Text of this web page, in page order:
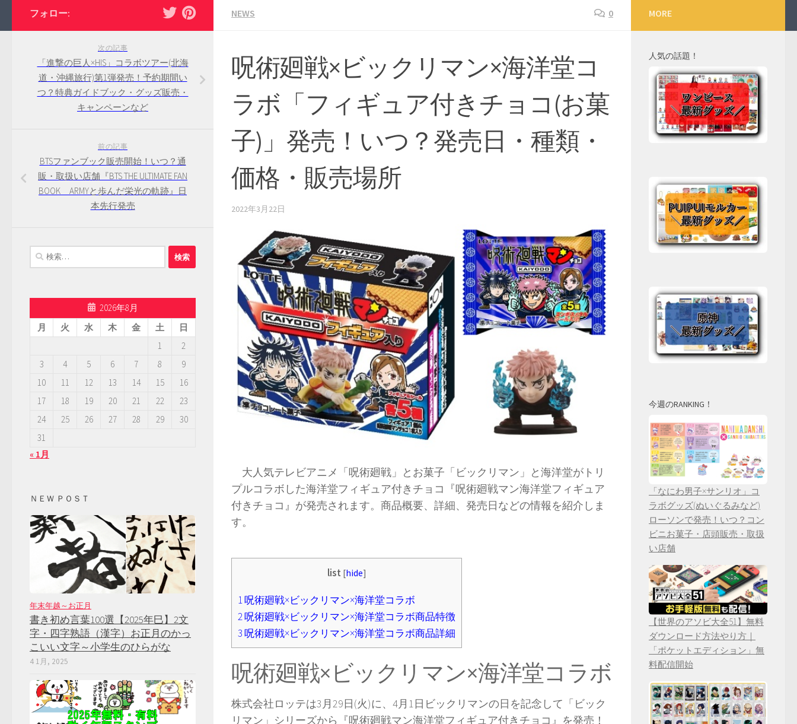
NEWS 0
呪術廻戦×ビックリマン×海洋堂コ
ラボ「フィギュア付きチョコ(お菓
子)」発売！いつ？発売日・種類・
価格・販売場所
2022年3月22日
大人気テレビアニメ「呪術廻戦」とお菓子「ビックリマン」と海洋堂がトリ
プルコラボした海洋堂フィギュア付きチョコ『呪術廻戦マン海洋堂フィギュア
付きチョコ』が発売されます。商品概要、詳細、発売日などの情報を紹介しま
す。
list [hide]
1呪術廻戦×ビックリマン×海洋堂コラボ
2呪術廻戦×ビックリマン×海洋堂コラボ商品特徴
3呪術廻戦×ビックリマン×海洋堂コラボ商品詳細
呪術廻戦×ビックリマン×海洋堂コラボ
株式会社ロッテは3月29日(火)に、4月1日ビックリマンの日を記念して「ビック
リマン」シリーズから『呪術廻戦マン海洋堂フィギュア付きチョコ』を発売！
フォロー:
次の記事
「進撃の巨人×HIS」コラボツアー(北海
道・沖縄旅行)第1弾発売！予約期間い
つ？特典ガイドブック・グッズ販売・
キャンペーンなど
前の記事
BTSファンブック販売開始！いつ？通
販・取扱い店舗『BTS THE ULTIMATE FAN
BOOK ARMYと歩んだ栄光の軌跡』日
本先行発売
検
索:
2026年8月
月
火 水 木 金 土
日
1
2
3
4 5 6 7 8
9
10
11 12 13 14 15
16
17
18 19 20 21 22
23
24
25 26 27 28 29
30
31
« 1月
ＮＥＷ ＰＯＳＴ
年末年越～お正月
書き初め言葉100選【2025年巳】2文
字・四字熟語（漢字）お正月のかっ
こいい文字～小学生のひらがな
4 1月, 2025
MORE
人気の話題！
今週のRANKING！
「なにわ男子×サンリオ」コ
ラボグッズ(ぬいぐるみなど)
ローソンで発売！いつ？コン
ビニお菓子・店頭販売・取扱
い店舗
【世界のアソビ大全51】無料
ダウンロード方法やり方｜
「ポケットエディション」無
料配信開始